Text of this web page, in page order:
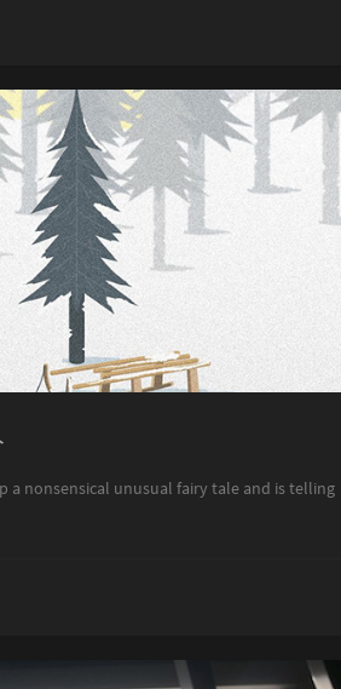
nonsensical unusual fairy tale and is telling